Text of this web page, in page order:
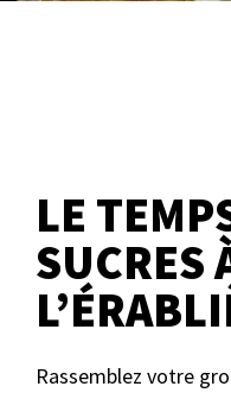
LE
SUCRES
Rassemblez votre